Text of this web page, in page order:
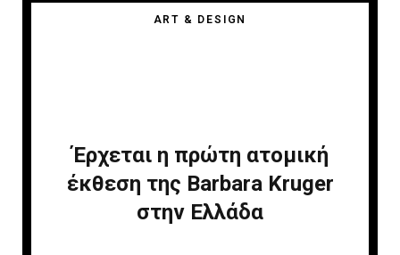
ART & DESIGN
Έρχεται η πρώτη ατομική
έκθεση της Barbara Kruger
στην Ελλάδα